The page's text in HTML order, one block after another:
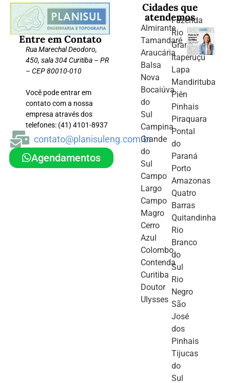
Entre em Contato
Rua Marechal Deodoro,
450, sala 304 Curitiba – PR
– CEP 80010-010
Você pode entrar em
contato com a nossa
empresa através dos
telefones: (41) 4101-8937
contato@planisuleng.com.br
Agendamentos
Cidades que
atendemos
Almirante
Tamandaré
Araucária
Balsa
Nova
Bocaiúva
do
Sul
Campina
Grande
do
Sul
Campo
Largo
Campo
Magro
Cerro
Azul
Colombo
Contenda
Curitiba
Doutor
Ulysses
Fazenda
Rio
Grande
Itaperuçu
Lapa
Mandirituba
Piên
Pinhais
Piraquara
Pontal
do
Paraná
Porto
Amazonas
Quatro
Barras
Quitandinha
Rio
Branco
do
Sul
Rio
Negro
São
José
dos
Pinhais
Tijucas
do
Sul